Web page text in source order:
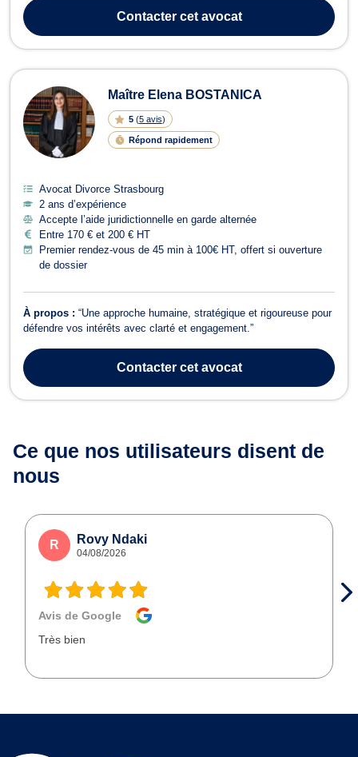
procédures pénales concernent avant tout les personnes qui les
composent. Son a... Contactercet avocat
Maître Elena BOSTANICA
5 (5 avis)
Répond rapidement
Avocat Divorce Strasbourg
2 ans d’expérience
Accepte l’aide juridictionnelle en garde alternée
Entre 170 € et 200 € HT
Premier rendez-vous de 45 min à 100€ HT, offert si ouverture
de dossier
À propos : “Une approche humaine, stratégique et rigoureuse pour
défendre vos intérêts avec clarté et engagement.”
Contactercet avocat
Ce que nos utilisateurs disent de
nous
R Rovy Ndaki
04/08/2026
Avis de Google
Très bien